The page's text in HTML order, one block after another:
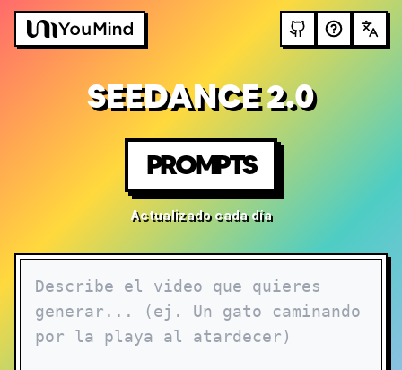
SEEDANCE 2.0
PROMPTS
Actualizado cada día